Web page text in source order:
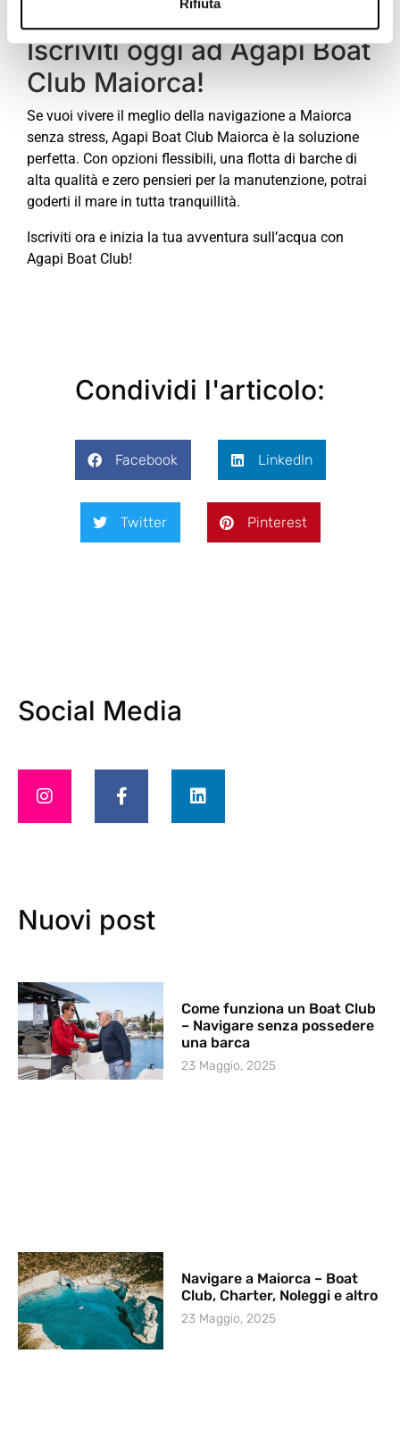
Rifiuta
Iscriviti oggi ad Agapi Boat
Club Maiorca!
Se vuoi vivere il meglio della navigazione a Maiorca
senza stress, Agapi Boat Club Maiorca è la soluzione
perfetta. Con opzioni flessibili, una flotta di barche di
alta qualità e zero pensieri per la manutenzione, potrai
goderti il mare in tutta tranquillità.
Iscriviti ora e inizia la tua avventura sull’acqua con
Agapi Boat Club!
Condividi l'articolo:
Facebook LinkedIn
Twitter Pinterest
Social Media
Nuovi post
Come funziona un Boat Club
– Navigare senza possedere
una barca
23 Maggio, 2025
Navigare a Maiorca – Boat
Club, Charter, Noleggi e altro
23 Maggio, 2025